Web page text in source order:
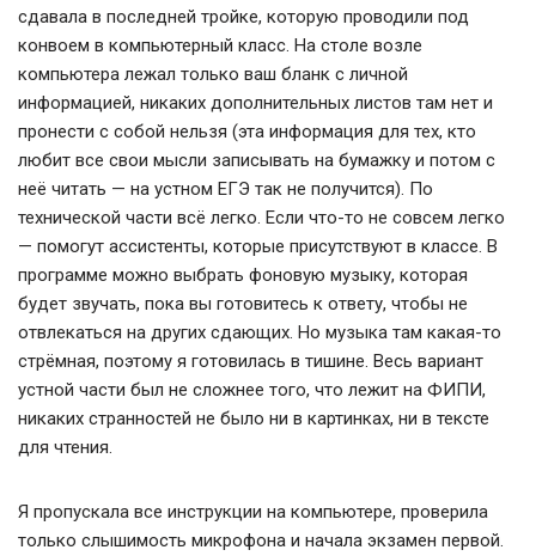
сдавала в последней тройке, которую проводили под
конвоем в компьютерный класс. На столе возле
компьютера лежал только ваш бланк с личной
информацией, никаких дополнительных листов там нет и
пронести с собой нельзя (эта информация для тех, кто
любит все свои мысли записывать на бумажку и потом с
неё читать — на устном ЕГЭ так не получится). По
технической части всё легко. Если что-то не совсем легко
— помогут ассистенты, которые присутствуют в классе. В
программе можно выбрать фоновую музыку, которая
будет звучать, пока вы готовитесь к ответу, чтобы не
отвлекаться на других сдающих. Но музыка там какая-то
стрёмная, поэтому я готовилась в тишине. Весь вариант
устной части был не сложнее того, что лежит на ФИПИ,
никаких странностей не было ни в картинках, ни в тексте
для чтения.
Я пропускала все инструкции на компьютере, проверила
только слышимость микрофона и начала экзамен первой.